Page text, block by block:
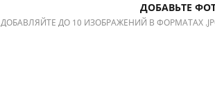
ДОБАВЬТЕ
ДОБАВЛЯЙТЕ ДО 10 ИЗОБРАЖЕНИЙ В ФОРМАТАХ